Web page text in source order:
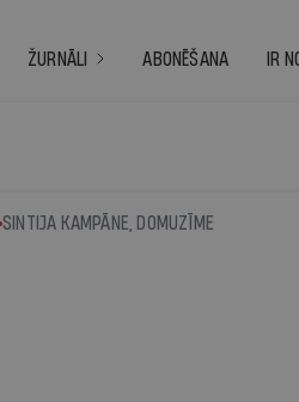
ŽURNĀLI ABONĒŠANA IR
SINTIJA KAMPĀNE, DOMUZĪME